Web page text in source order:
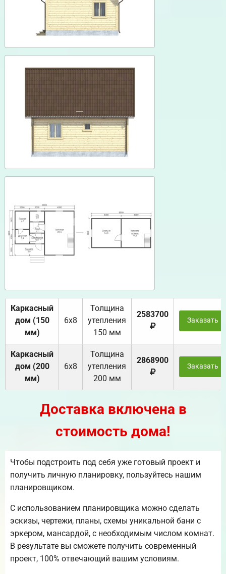
Каркасный
дом (150
мм)
6х8
Толщина
утепления
150 мм
2583700
Заказать
Каркасный
дом (200
мм)
6х8
Толщина
утепления
200 мм
2868900
Заказать
Доставка включена в
стоимость дома!
Чтобы подстроить под себя уже готовый проект и
получить личную планировку, пользуйтесь нашим
планировщиком.
С использованием планировщика можно сделать
эскизы, чертежи, планы, схемы уникальной бани с
эркером, мансардой, с необходимым числом комнат.
В результате вы сможете получить современный
проект, 100% отвечающий вашим условиям.